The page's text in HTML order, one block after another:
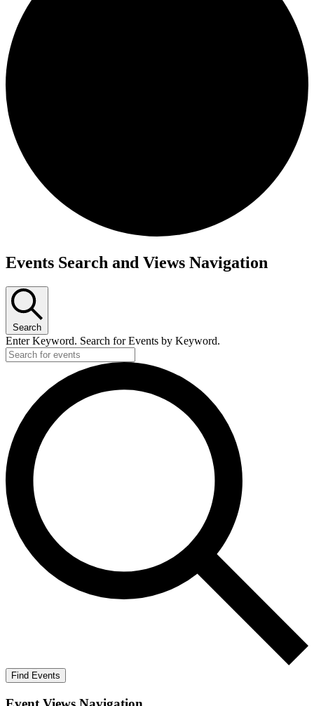
Events Search and Views Navigation
Search
Enter Keyword. Search for Events by Keyword.
Find Events